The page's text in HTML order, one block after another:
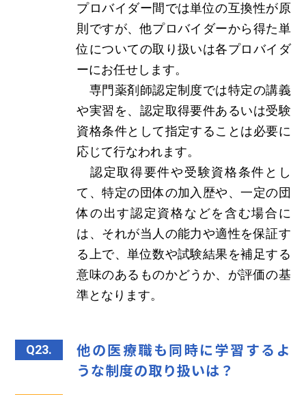
プロバイダー間では単位の互換性が原
則ですが、他プロバイダーから得た単
位についての取り扱いは各プロバイダ
ーにお任せします。
専門薬剤師認定制度では特定の講義
や実習を、認定取得要件あるいは受験
資格条件として指定することは必要に
応じて行なわれます。
認定取得要件や受験資格条件とし
て、特定の団体の加入歴や、一定の団
体の出す認定資格などを含む場合に
は、それが当人の能力や適性を保証す
る上で、単位数や試験結果を補足する
意味のあるものかどうか、が評価の基
準となります。
Q23.
他の医療職も同時に学習するよ
うな制度の取り扱いは？